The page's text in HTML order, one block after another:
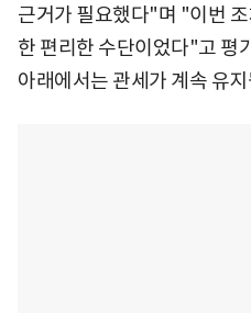
근거가 필요했다"며 "이번
한 편리한 수단이었다"고 평
아래에서는 관세가 계속 유